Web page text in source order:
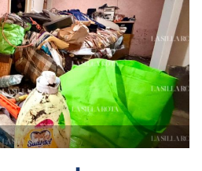
asegura, fue que
por escrito. “Nos
un escrito”, recuerda.